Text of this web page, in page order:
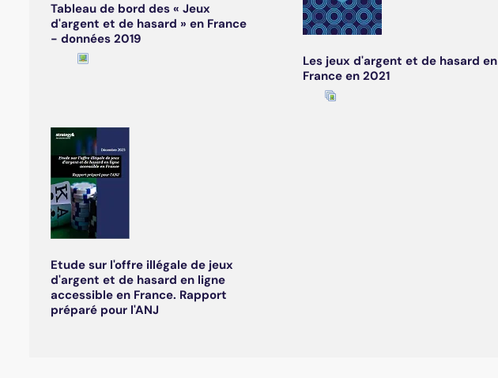
Tableau de bord des « Jeux
d'argent et de hasard » en France
- données 2019
Les jeux d'argent et de hasard en
France en 2021
Etude sur l'offre illégale de jeux
d'argent et de hasard en ligne
accessible en France. Rapport
préparé pour l'ANJ